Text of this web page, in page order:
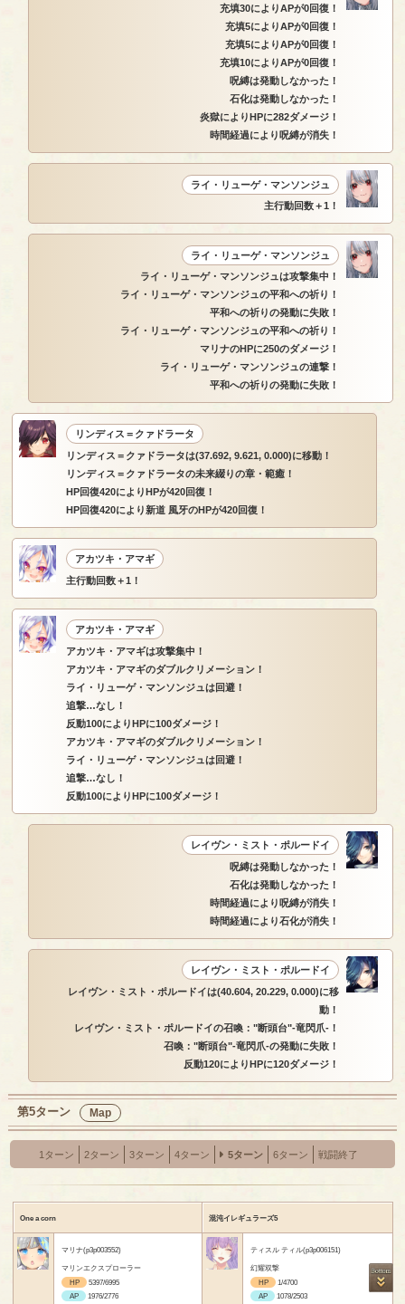
充填30によりAPが0回復！
充填5によりAPが0回復！
充填5によりAPが0回復！
充填10によりAPが0回復！
呪縛は発動しなかった！
石化は発動しなかった！
炎獄によりHPに282ダメージ！
時間経過により呪縛が消失！
ライ・リューゲ・マンソンジュ
主行動回数＋1！
ライ・リューゲ・マンソンジュ
ライ・リューゲ・マンソンジュは攻撃集中！
ライ・リューゲ・マンソンジュの平和への祈り！
平和への祈りの発動に失敗！
ライ・リューゲ・マンソンジュの平和への祈り！
マリナのHPに250のダメージ！
ライ・リューゲ・マンソンジュの連撃！
平和への祈りの発動に失敗！
リンディス＝クァドラータ
リンディス＝クァドラータは(37.692, 9.621, 0.000)に移動！
リンディス＝クァドラータの未来綴りの章・範癒！
HP回復420によりHPが420回復！
HP回復420により新道 風牙のHPが420回復！
アカツキ・アマギ
主行動回数＋1！
アカツキ・アマギ
アカツキ・アマギは攻撃集中！
アカツキ・アマギのダブルクリメーション！
ライ・リューゲ・マンソンジュは回避！
追撃…なし！
反動100によりHPに100ダメージ！
アカツキ・アマギのダブルクリメーション！
ライ・リューゲ・マンソンジュは回避！
追撃…なし！
反動100によりHPに100ダメージ！
レイヴン・ミスト・ポルードイ
呪縛は発動しなかった！
石化は発動しなかった！
時間経過により呪縛が消失！
時間経過により石化が消失！
レイヴン・ミスト・ポルードイ
レイヴン・ミスト・ポルードイは(40.604, 20.229, 0.000)に移
動！
レイヴン・ミスト・ポルードイの召喚："断頭台"-竜閃爪-！
召喚："断頭台"-竜閃爪-の発動に失敗！
反動120によりHPに120ダメージ！
第5ターン Map
1ターン 2ターン 3ターン 4ターン 5ターン 6ターン 戦闘終了
One a corn 混沌イレギュラーズ5
マリナ(p3p003552)
マリンエクスプローラー
HP
5397/6995
AP
1976/2776
ティスル ティル(p3p006151)
幻耀双撃
HP
1/4700
AP
1078/2503